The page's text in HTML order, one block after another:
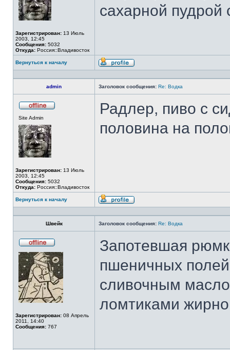
Зарегистрирован: 13 Июль
2003, 12:45
Сообщения: 5032
Откуда: Россия::Владивосток
сахарной пудрой
Вернуться к началу
Профиль
admin Заголовок сообщения: Re: Водка
Site Admin
Зарегистрирован: 13 Июль
2003, 12:45
Сообщения: 5032
Откуда: Россия::Владивосток
Радлер, пиво с
половина на
Вернуться к началу
Профиль
Швейк Заголовок сообщения: Re: Водка
в
сети
Зарегистрирован: 08 Апрель
2011, 14:40
Сообщения: 767
Запотевшая
пшеничных
сливочным
ломтиками